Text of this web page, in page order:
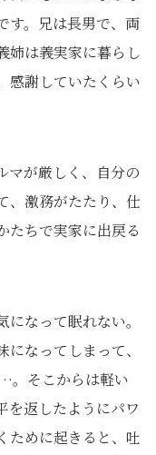
す。兄は長男で、両
姉は義実家に暮らし
感謝していたくらい
マが厳しく、自分の
、激務がたたり、仕
たちで実家に出戻る
になって眠れない。
なってしまって、
。そこからは軽い
を返したようにパワ
ために起きると、吐